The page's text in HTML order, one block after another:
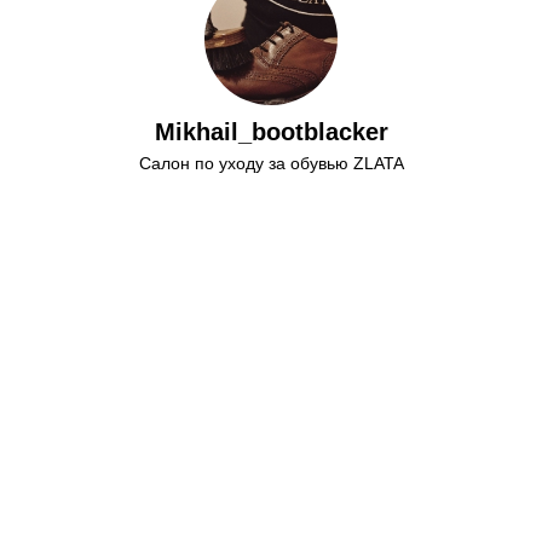
Mikhail_bootblacker
Салон по уходу за обувью ZLATA